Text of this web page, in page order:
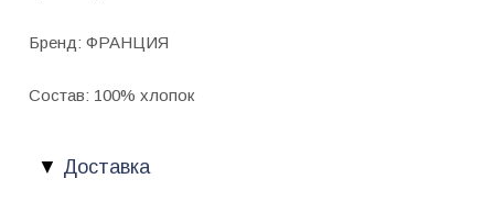
Бренд: ФРАНЦИЯ
Состав: 100% хлопок
Доставка